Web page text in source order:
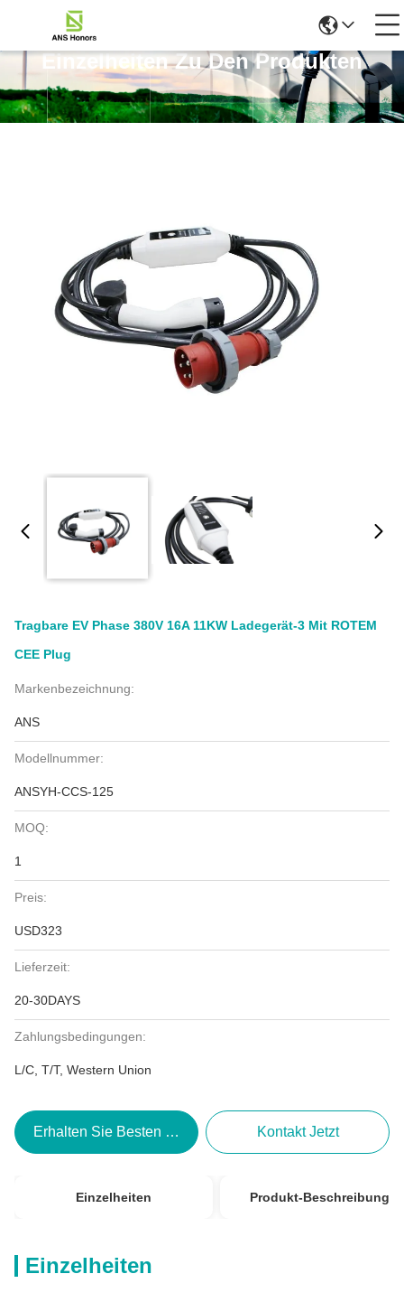
Einzelheiten Zu Den Produkten
Tragbare EV Phase 380V 16A 11KW Ladegerät-3 Mit ROTEM
CEE Plug
Markenbezeichnung:
ANS
Modellnummer:
ANSYH-CCS-125
MOQ:
1
Preis:
USD323
Lieferzeit:
20-30DAYS
Zahlungsbedingungen:
L/C, T/T, Western Union
Erhalten Sie Besten Preis Kontakt Jetzt
Einzelheiten Produkt-Beschreibung
Einzelheiten